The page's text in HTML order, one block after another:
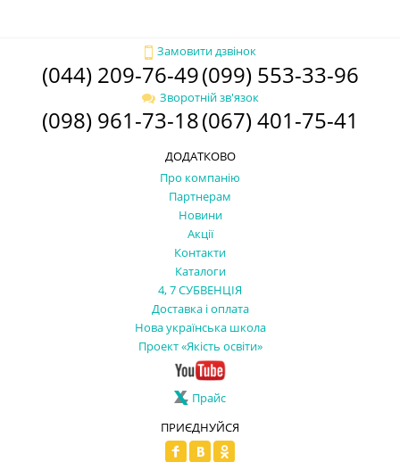
Замовити дзвінок
(044) 209-76-49(099) 553-33-96
Зворотній зв'язок
(098) 961-73-18(067) 401-75-41
ДОДАТКОВО
Про компанію
Партнерам
Новини
Акції
Контакти
Каталоги
4, 7 СУБВЕНЦІЯ
Доставка і оплата
Нова українська школа
Проект «Якість освіти»
Прайс
ПРИЄДНУЙСЯ